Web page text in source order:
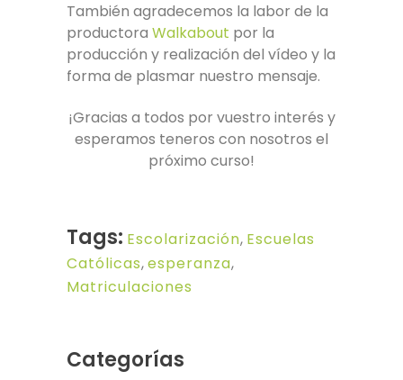
También agradecemos la labor de la
productora Walkabout por la
producción y realización del vídeo y la
forma de plasmar nuestro mensaje.
¡Gracias a todos por vuestro interés y
esperamos teneros con nosotros el
próximo curso!
Tags: Escolarización, Escuelas
Católicas,esperanza,
Matriculaciones
Categorías